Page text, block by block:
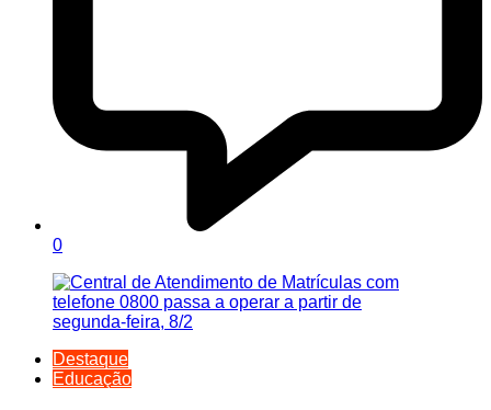
0
Destaque
Educação